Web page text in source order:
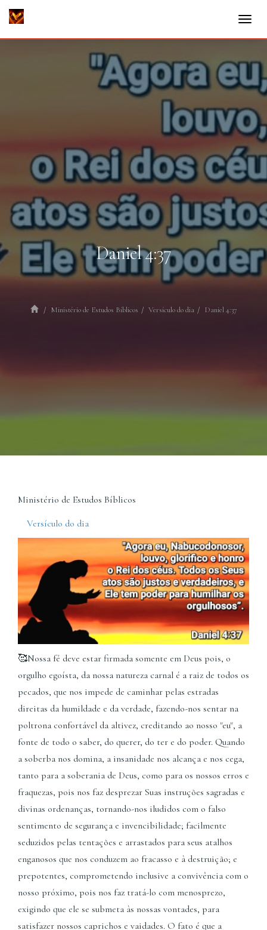
Daniel 4:37
Ministério de Estudos Bíblicos Versículo do dia Daniel 4:37
Ministério de Estudos Bíblicos
Versículo do dia
🥰Nossa fé deve estar firmada somente em Deus pois, o
orgulho egoísta, da nossa natureza carnal é a raiz de todos os
pecados, que nos impede de caminhar pelas estradas
direitas da humildade e da verdade, fazendo-nos sentar na
poltrona confortável da altivez, creditando ao nosso "eu", a
fonte de todo o saber, do querer, do ter e do poder. Quando
a soberba nos domina, a insanidade nos alcança e nos cega,
tanto para a soberania de Deus, como para os nossos erros e
fraquezas, pois nos faz desprezar Suas instruções sagradas e
divinas ordenanças, tornando-nos iludidos com o falso
sentimento de segurança e invencibilidade; facilmente
seduzidos pelas tentações e arrastados para seus atalhos
enganosos que nos conduzem ao fracasso e à destruição; e
prepotentes, comprometendo inclusive a convivência com o
nosso próximo, pois nos faz tratá-lo com menosprezo,
exigindo que ele se submeta às nossas vontades, para
satisfazer nossos caprichos e vaidades. O fato é que a